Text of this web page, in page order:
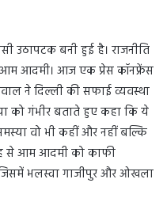
उठापटक बनी हुई है। राजनीति
आदमी। आज एक प्रेस कॉनफ्रेंस
ने दिल्ली की सफाई व्यवस्था
को गंभीर बताते हुए कहा कि ये
वो भी कहीं और नहीं बल्कि
से आम आदमी को काफी
भलस्वा गाजीपुर और ओखला